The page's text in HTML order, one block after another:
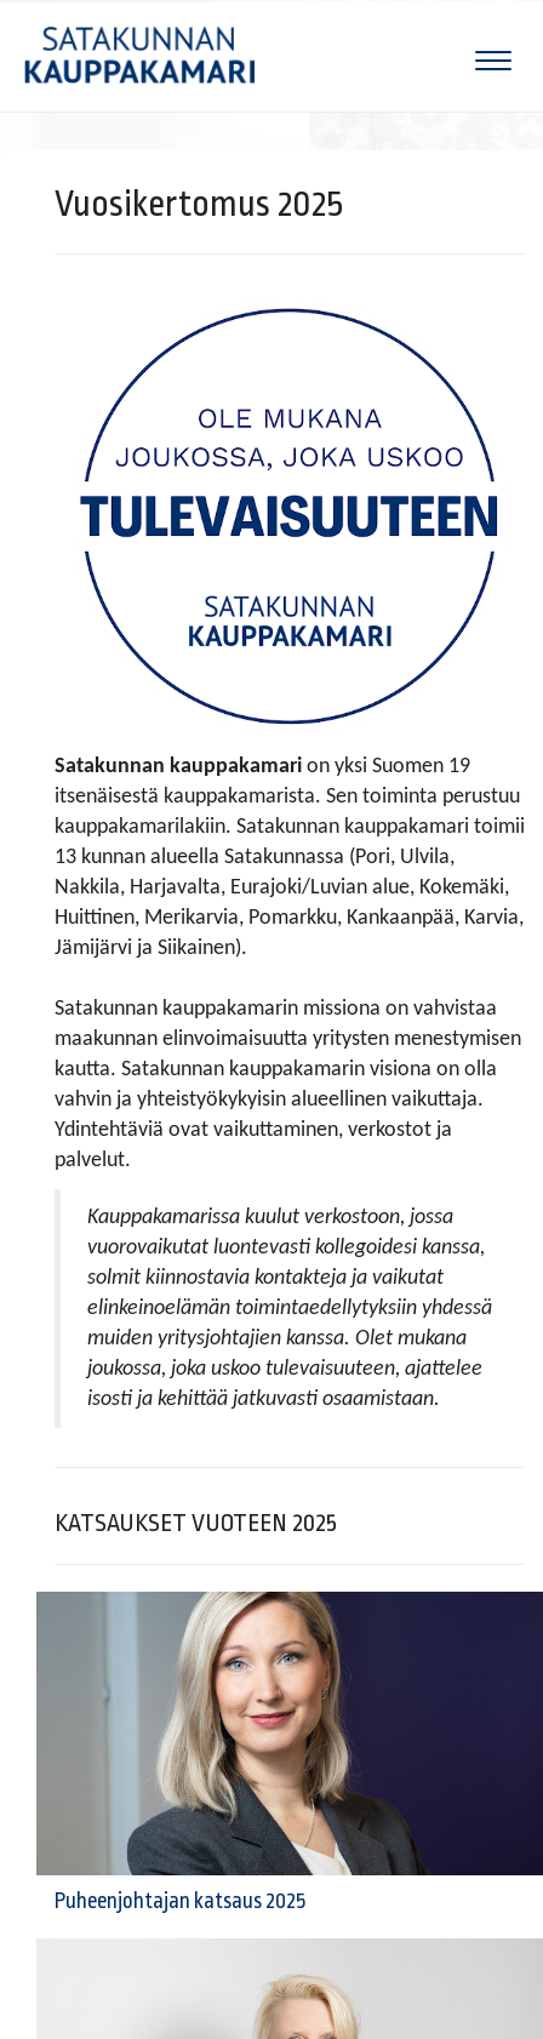
Vuosikertomus 2025
Satakunnan kauppakamari on yksi Suomen 19
itsenäisestä kauppakamarista. Sen toiminta perustuu
kauppakamarilakiin. Satakunnan kauppakamari toimii
13 kunnan alueella Satakunnassa (Pori, Ulvila,
Nakkila, Harjavalta, Eurajoki/Luvian alue, Kokemäki,
Huittinen, Merikarvia, Pomarkku, Kankaanpää, Karvia,
Jämijärvi ja Siikainen).
Satakunnan kauppakamarin missiona on vahvistaa
maakunnan elinvoimaisuutta yritysten menestymisen
kautta. Satakunnan kauppakamarin visiona on olla
vahvin ja yhteistyökykyisin alueellinen vaikuttaja.
Ydintehtäviä ovat vaikuttaminen, verkostot ja
palvelut.
Kauppakamarissa kuulut verkostoon, jossa
vuorovaikutat luontevasti kollegoidesi kanssa,
solmit kiinnostavia kontakteja ja vaikutat
elinkeinoelämän toimintaedellytyksiin yhdessä
muiden yritysjohtajien kanssa. Olet mukana
joukossa, joka uskoo tulevaisuuteen, ajattelee
isosti ja kehittää jatkuvasti osaamistaan.
KATSAUKSET VUOTEEN 2025
Puheenjohtajan katsaus 2025